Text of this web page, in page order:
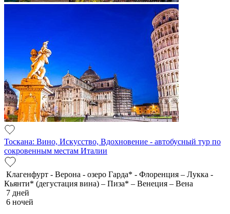
Тоскана: Вино, Искусство, Вдохновение - автобусный тур по
сокровенным местам Италии
Клагенфурт - Верона - озеро Гарда* - Флоренция – Лукка -
Кьянти* (дегустация вина) – Пиза* – Венеция – Вена
7 дней
6 ночей